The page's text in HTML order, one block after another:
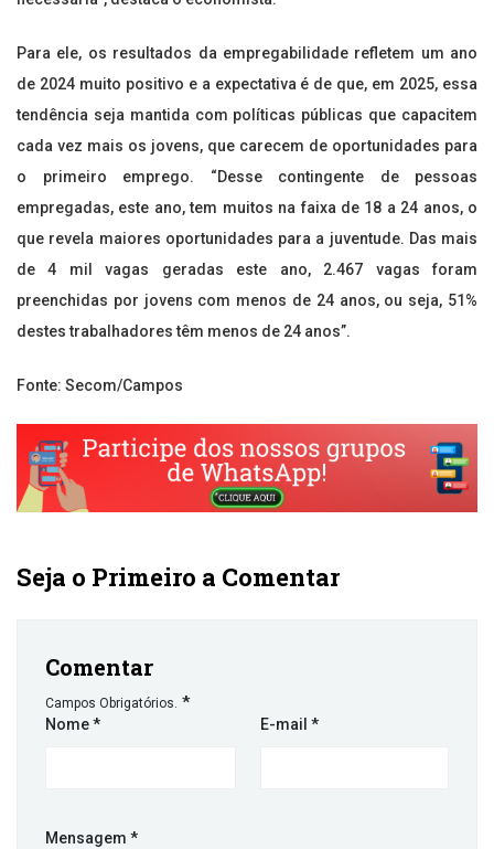
Para ele, os resultados da empregabilidade refletem um ano
de 2024 muito positivo e a expectativa é de que, em 2025, essa
tendência seja mantida com políticas públicas que capacitem
cada vez mais os jovens, que carecem de oportunidades para
o primeiro emprego. “Desse contingente de pessoas
empregadas, este ano, tem muitos na faixa de 18 a 24 anos, o
que revela maiores oportunidades para a juventude. Das mais
de 4 mil vagas geradas este ano, 2.467 vagas foram
preenchidas por jovens com menos de 24 anos, ou seja, 51%
destes trabalhadores têm menos de 24 anos”.
Fonte: Secom/Campos
Seja o Primeiro a Comentar
Comentar
Campos Obrigatórios. *
Nome* E-mail *
Mensagem *